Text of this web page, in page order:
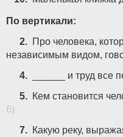
По вертикали:
2. Про человека,
независимым видом,
4.
______ и труд все
5. Кем становится
6)
7. Какую реку,